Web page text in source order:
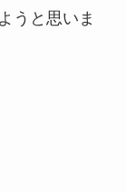
うと思いま